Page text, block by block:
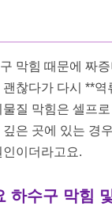
막힘 때문에 짜
괜찮다가 다시 **
물질 막힘은 셀프
깊은 곳에 있는 경
인이더라고요.
하수구 막힘